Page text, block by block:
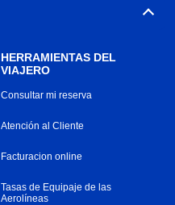
HERRAMIENTAS DEL
VIAJERO
Consultar mi reserva
Atención al Cliente
Facturacion online
Tasas de Equipaje de las
Aerolíneas